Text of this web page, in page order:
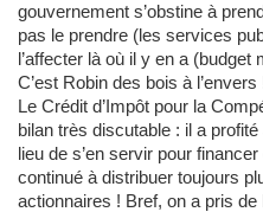
gouvernement s’obstine à
pas le prendre (les services
l’affecter là où il y en a
C’est Robin des bois à l’envers
Le Crédit d’Impôt pour la
bilan très discutable : il a
lieu de s’en servir pour
continué à distribuer toujours
actionnaires ! Bref, on a pris de